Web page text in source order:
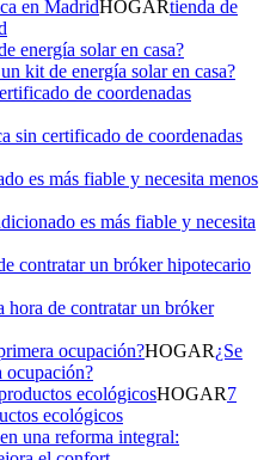
HOGARtienda de
kit de energía solar en casa?
sin certificado de coordenadas
es más fiable y necesita
hora de contratar un bróker
HOGAR¿Se
ocupación?
HOGAR7
ecológicos